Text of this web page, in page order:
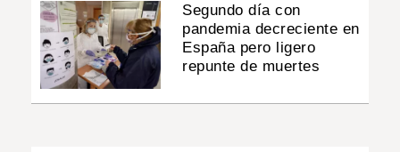
Segundo día con
pandemia decreciente en
España pero ligero
repunte de muertes